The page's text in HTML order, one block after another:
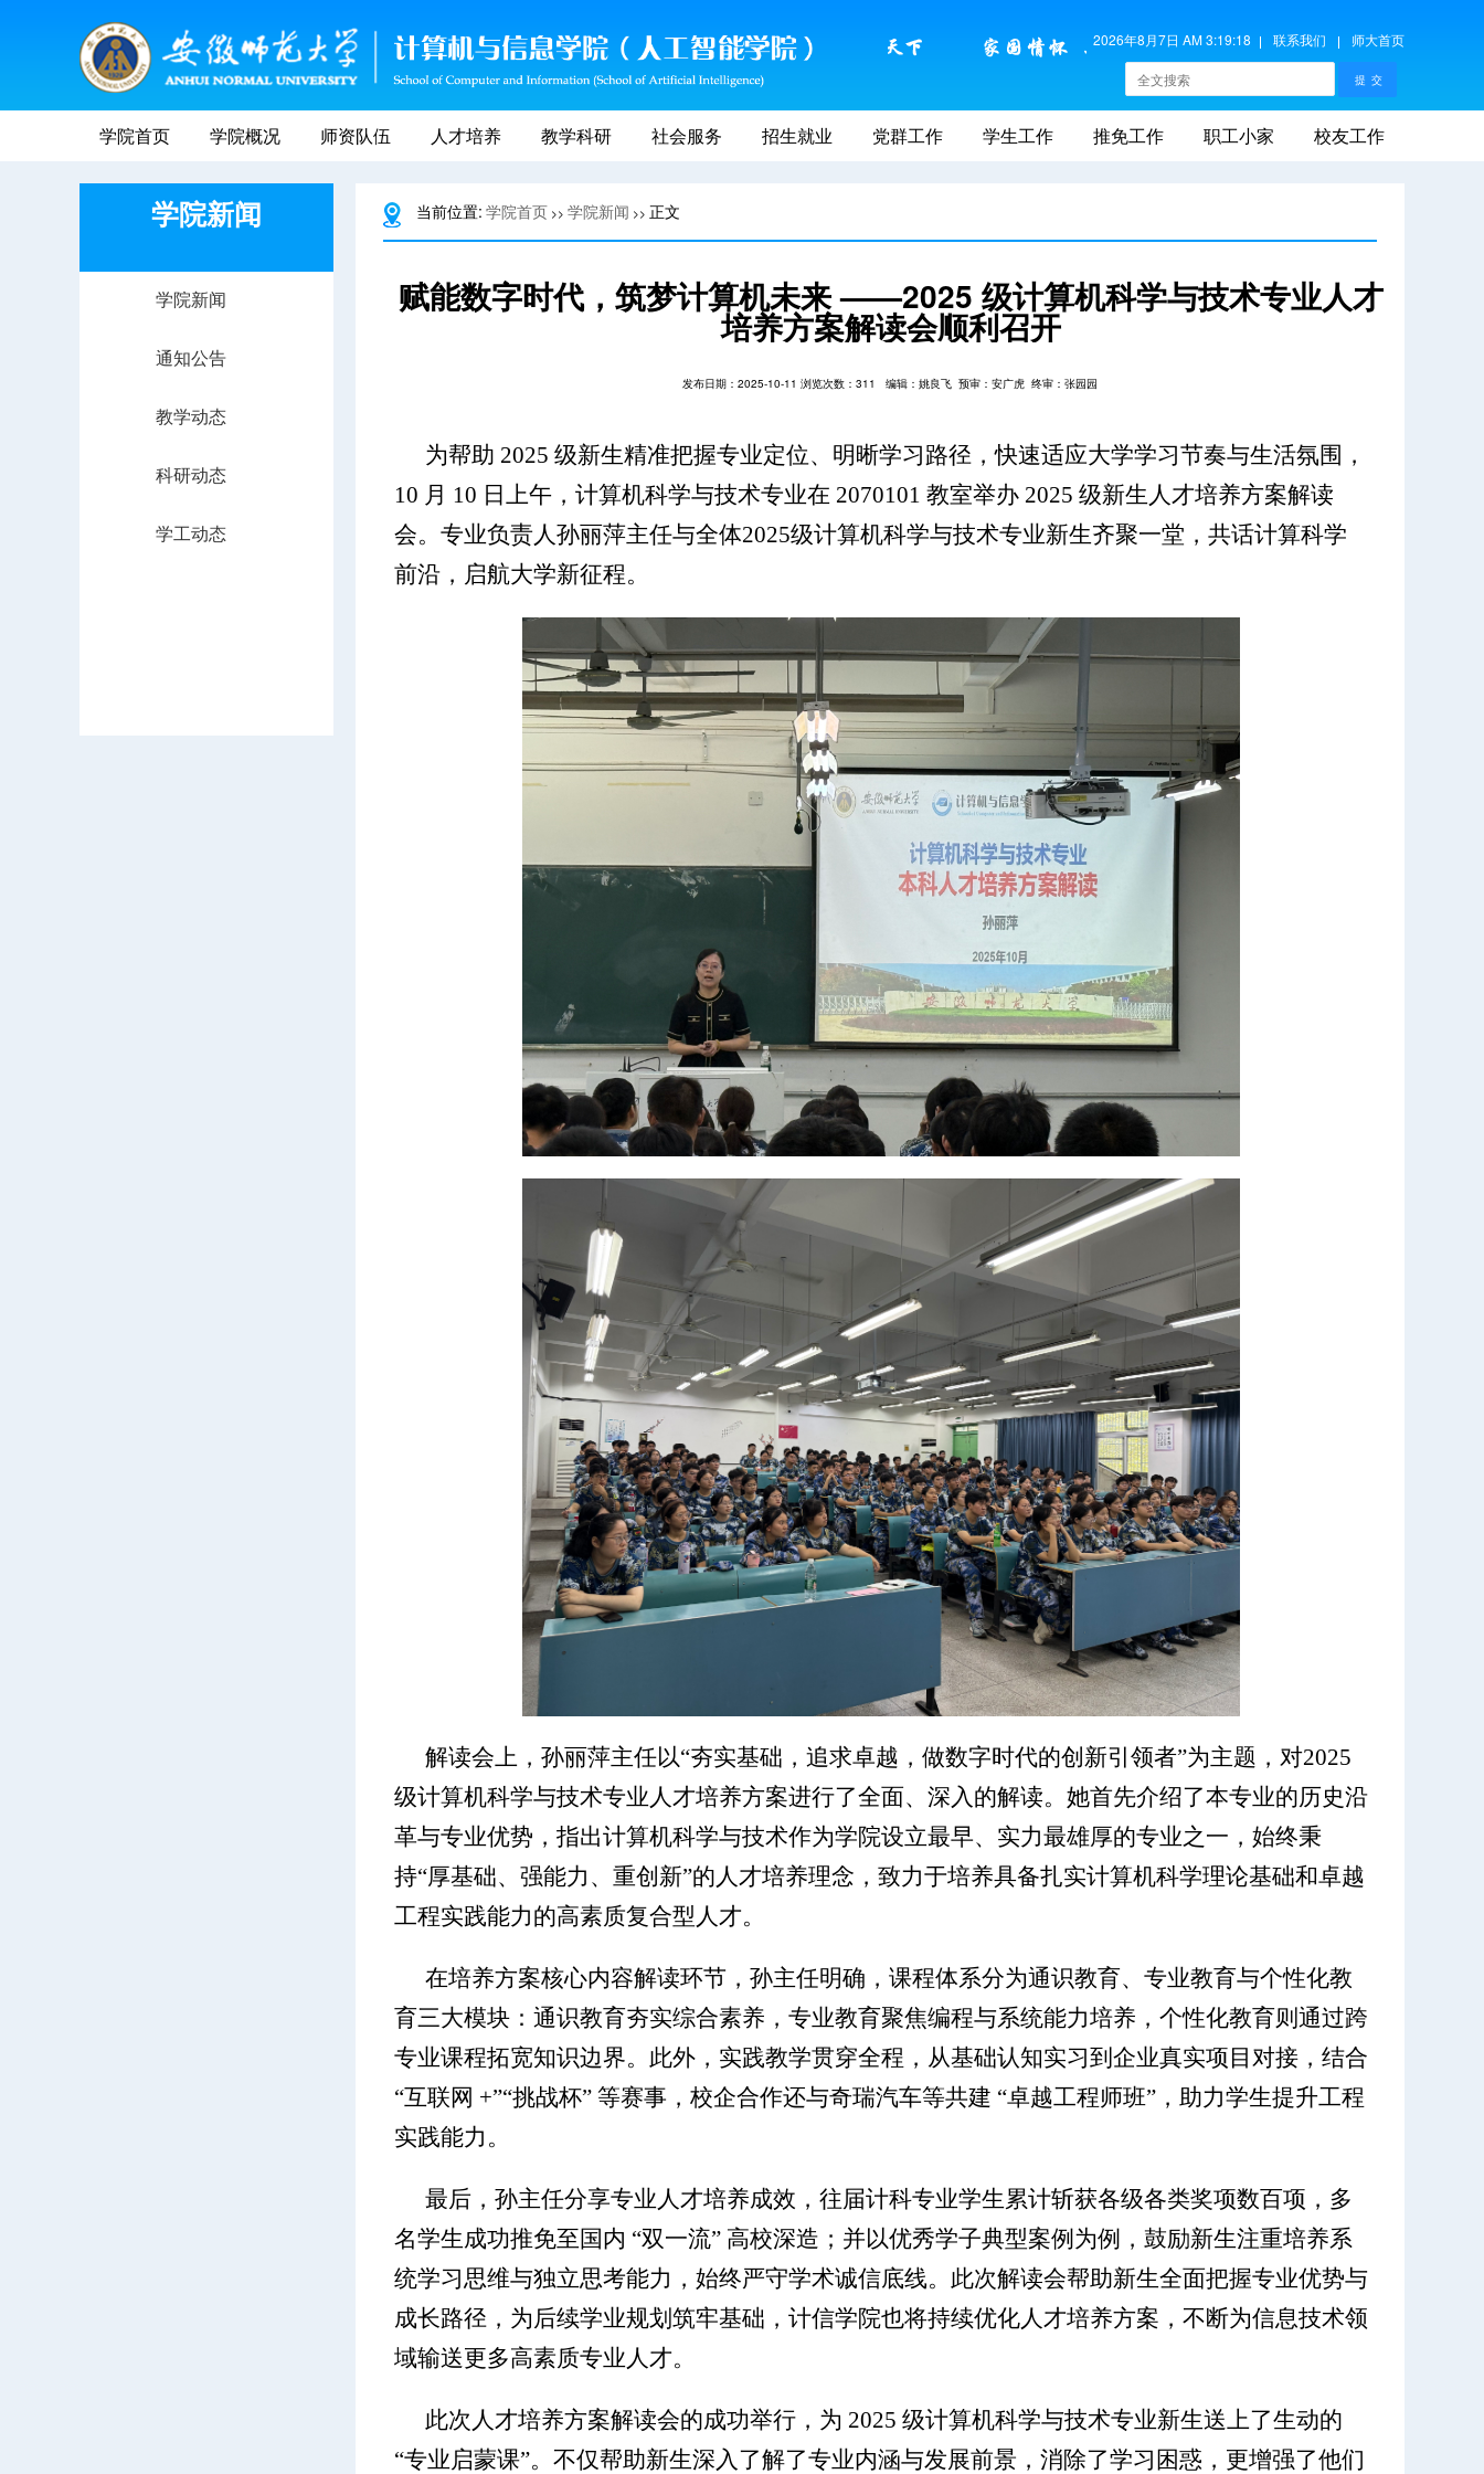
2026年8月7日 AM 3:19:19 联系我们 师大首页
学院首页 学院概况 师资队伍 人才培养 教学科研 社会服务 招生就业 党群工作 学生工作 推免工作 职工小家 校友工作
学院新闻
学院新闻
通知公告
教学动态
科研动态
学工动态
当前位置: 学院首页 >> 学院新闻 >> 正文
赋能数字时代，筑梦计算机未来 ——2025 级计算机科学与技术专业人才
培养方案解读会顺利召开
发布日期：2025-10-11 浏览次数： 311 编辑：姚良飞 预审：安广虎 终审：张园园
为帮助 2025 级新生精准把握专业定位、明晰学习路径，快速适应大学学习节奏与生活氛围，
10 月 10 日上午，计算机科学与技术专业在 2070101 教室举办 2025 级新生人才培养方案解读
会。专业负责人孙丽萍主任与全体2025级计算机科学与技术专业新生齐聚一堂，共话计算科学
前沿，启航大学新征程。
解读会上，孙丽萍主任以“夯实基础，追求卓越，做数字时代的创新引领者”为主题，对2025
级计算机科学与技术专业人才培养方案进行了全面、深入的解读。她首先介绍了本专业的历史沿
革与专业优势，指出计算机科学与技术作为学院设立最早、实力最雄厚的专业之一，始终秉
持“厚基础、强能力、重创新”的人才培养理念，致力于培养具备扎实计算机科学理论基础和卓越
工程实践能力的高素质复合型人才。
在培养方案核心内容解读环节，孙主任明确，课程体系分为通识教育、专业教育与个性化教
育三大模块：通识教育夯实综合素养，专业教育聚焦编程与系统能力培养，个性化教育则通过跨
专业课程拓宽知识边界。此外，实践教学贯穿全程，从基础认知实习到企业真实项目对接，结合
“互联网 +”“挑战杯” 等赛事，校企合作还与奇瑞汽车等共建 “卓越工程师班”，助力学生提升工程
实践能力。
最后，孙主任分享专业人才培养成效，往届计科专业学生累计斩获各级各类奖项数百项，多
名学生成功推免至国内 “双一流” 高校深造；并以优秀学子典型案例为例，鼓励新生注重培养系
统学习思维与独立思考能力，始终严守学术诚信底线。此次解读会帮助新生全面把握专业优势与
成长路径，为后续学业规划筑牢基础，计信学院也将持续优化人才培养方案，不断为信息技术领
域输送更多高素质专业人才。
此次人才培养方案解读会的成功举行，为 2025 级计算机科学与技术专业新生送上了生动的
“专业启蒙课”。不仅帮助新生深入了解了专业内涵与发展前景，消除了学习困惑，更增强了他们